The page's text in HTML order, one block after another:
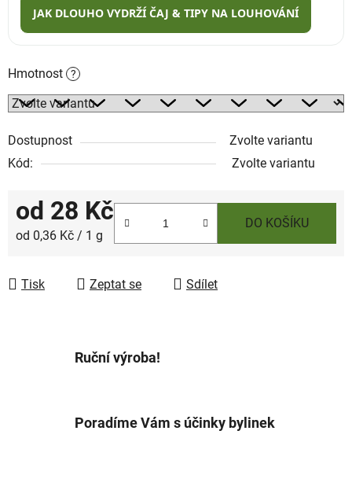
JAK DLOUHO VYDRŽÍ ČAJ & TIPY NA LOUHOVÁNÍ
Hmotnost ?
Dostupnost
Zvolte variantu
Kód:
Zvolte variantu
od 28 Kč
Měrná cena:
od 0,36 Kč / 1 g
DO KOŠÍKU
Tisk Zeptat se Sdílet
Ruční výroba!
Poradíme Vám s účinky bylinek